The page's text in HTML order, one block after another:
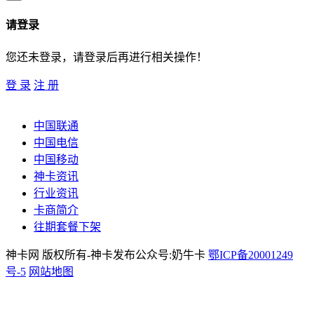
请登录
您还未登录，请登录后再进行相关操作！
登 录 注 册
中国联通
中国电信
中国移动
神卡资讯
行业资讯
卡商简介
往期套餐下架
神卡网 版权所有-神卡发布公众号:奶牛卡 鄂ICP备20001249
号-5 网站地图